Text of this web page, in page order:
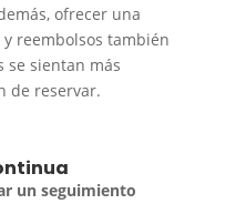
ofrecer una
reembolsos también
se sientan más
de reservar.
un seguimiento